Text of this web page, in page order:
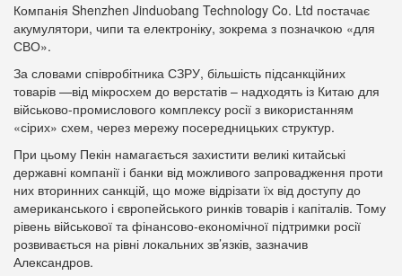
Компанія Shenzhen Jinduobang Technology Co. Ltd постачає
акумулятори, чипи та електроніку, зокрема з позначкою «для
СВО».
За словами співробітника СЗРУ, більшість підсанкційних
товарів —від мікросхем до верстатів – надходять із Китаю для
військово-промислового комплексу росії з використанням
«сірих» схем, через мережу посередницьких структур.
При цьому Пекін намагається захистити великі китайські
державні компанії і банки від можливого запровадження проти
них вторинних санкцій, що може відрізати їх від доступу до
американського і європейського ринків товарів і капіталів. Тому
рівень військової та фінансово-економічної підтримки росії
розвивається на рівні локальних зв’язків, зазначив
Александров.